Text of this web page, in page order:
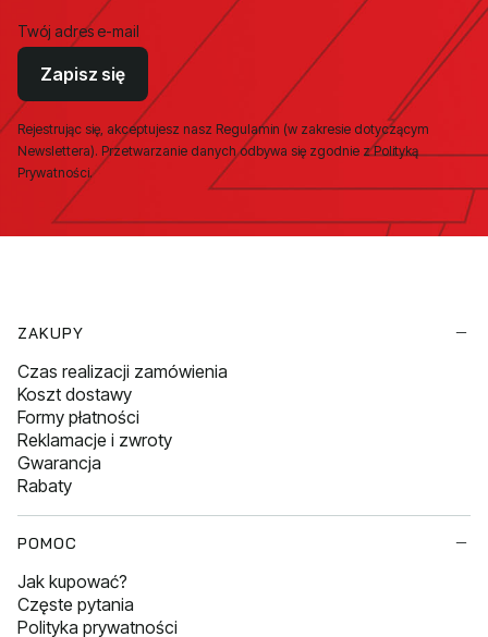
Twój adres e-mail
Zapisz się
Rejestrując się, akceptujesz nasz Regulamin (w zakresie dotyczącym
Newslettera). Przetwarzanie danych odbywa się zgodnie z Polityką
Prywatności.
ZAKUPY
Czas realizacji zamówienia
Koszt dostawy
Formy płatności
Reklamacje i zwroty
Gwarancja
Rabaty
POMOC
Jak kupować?
Częste pytania
Polityka prywatności